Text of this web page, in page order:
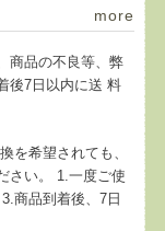
more
商品の不良等、弊
後7日以内に送 料
を希望されても、
さい。 1.一度ご使
商品到着後、7日